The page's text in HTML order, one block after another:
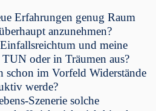
Erfahrungen genug Raum
anzunehmen?
und meine
oder in Träumen aus?
schon im Vorfeld Widerstände
werde?
Szenerie solche